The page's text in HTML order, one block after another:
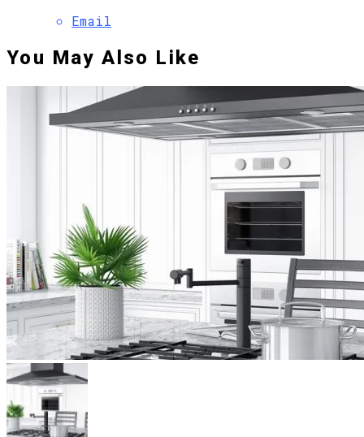
Email
You May Also Like